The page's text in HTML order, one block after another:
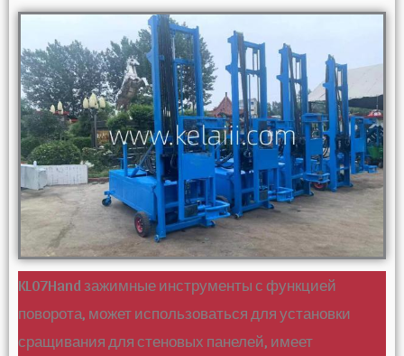
KL07Hand зажимные инструменты с функцией
поворота, может использоваться для установки
сращивания для стеновых панелей, имеет